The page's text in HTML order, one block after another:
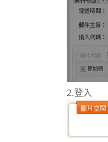
2.登入